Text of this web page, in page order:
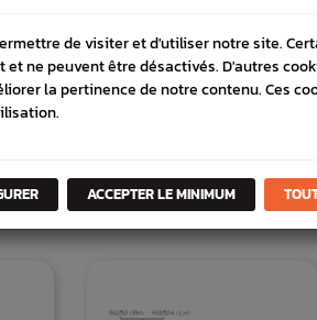
de visiter et d'utiliser notre site.
ne peuvent être désactivés. D'autres
la pertinence de notre contenu. Ces
ACCEPTER LE MINIMUM